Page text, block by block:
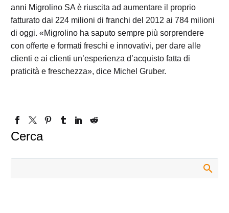
anni Migrolino SA è riuscita ad aumentare il proprio
fatturato dai 224 milioni di franchi del 2012 ai 784 milioni
di oggi. «Migrolino ha saputo sempre più sorprendere
con offerte e formati freschi e innovativi, per dare alle
clienti e ai clienti un’esperienza d’acquisto fatta di
praticità e freschezza», dice Michel Gruber.
Cerca